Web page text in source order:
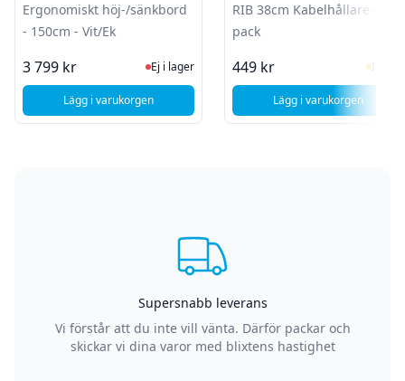
Ergonomiskt höj-/sänkbord
- 150cm - Vit/Ek
3 799 kr Ej i lager, besök produktsidan för
Ej i lager
Lägg i varukorgen, iiglo Ergonomiskt höj-/sänkbord - 150cm - Vit/Ek
RIB 38cm Kabelhållare - 3
pack
449 kr I
Lägg i varukorgen
, Kenson RIB
Supersnabb leverans
Vi förstår att du inte vill vänta. Därför packar och
skickar vi dina varor med blixtens hastighet